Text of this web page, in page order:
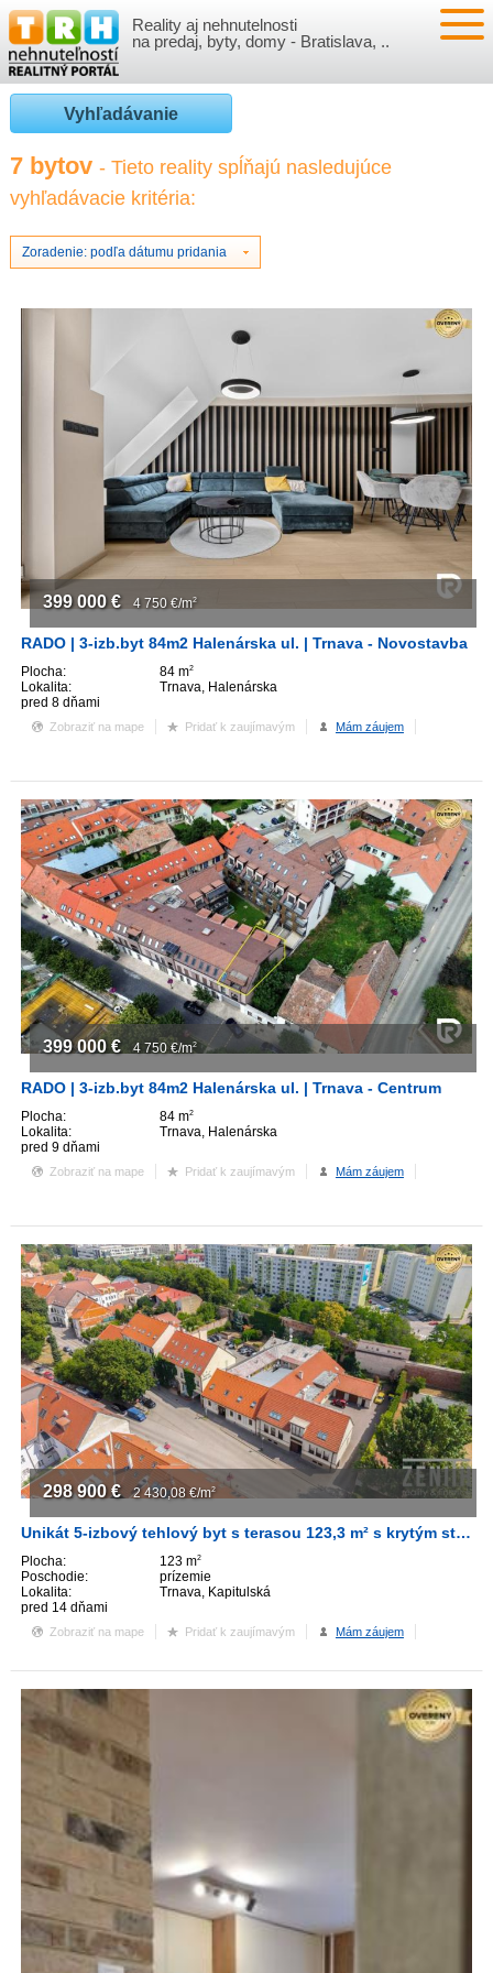
Reality aj nehnutelnosti
na predaj, byty, domy - Bratislava, ..
NEHNUTEĽNOSTI
BYTY
NOVOSTAVBY
NEBYTOVÉ PRIESTORY
VLOŽIŤ NEHNUTEĽNOSTI
PRIHLÁSENIE
REGISTRÁCIA
VÝVOJ CIEN REALÍT
ČLÁNKY O REALITÁCH
BÝVANIE A REALITY
INFO
REALITNÁ INZERCIA NA TRH.SK
CENNÍK REALITNEJ INZERCIE
ZVÝRAZNENIE REALITNÝCH INZERÁTOV
REKLAMA
PARTNERI
OBCHODNÉ PODMIENKY
PRIPOMIENKY
Vyhľadávanie
7 bytov - Tieto reality spĺňajú nasledujúce
vyhľadávacie kritéria:
Zoradenie: podľa dátumu pridania
RADO | 3-izb.byt 84m2 Halenárska ul. | Trnava - Novostavba
Plocha: 84 m2
Lokalita:
Trnava, Halenárska
pred 8 dňami
399 000 € 4 750 €/m2
Zobraziť na mape Pridať k zaujímavým Mám záujem
RADO | 3-izb.byt 84m2 Halenárska ul. | Trnava - Centrum
Plocha: 84 m2
Lokalita:
Trnava, Halenárska
pred 9 dňami
399 000 € 4 750 €/m2
Zobraziť na mape Pridať k zaujímavým Mám záujem
Unikát 5-izbový tehlový byt s terasou 123,3 m² s krytým státim
Plocha: 123 m2
Poschodie:
prízemie
Lokalita:
Trnava, Kapitulská
pred 14 dňami
298 900 € 2 430,08 €/m2
Zobraziť na mape Pridať k zaujímavým Mám záujem